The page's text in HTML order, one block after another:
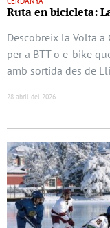
Ruta en bicicleta:
Descobreix la Volta a
per a BTT o e-bike
amb sortida des de
28 abril del 2026